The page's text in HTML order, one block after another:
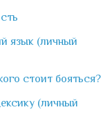
язык (личный
стоит бояться?
(личный